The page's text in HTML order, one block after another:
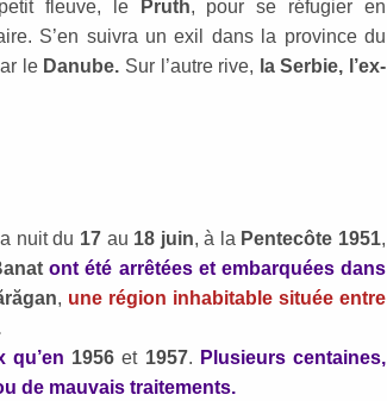
fleuve, le Pruth, pour se réfugier en
S’en suivra un exil dans la province du
le Danube. Sur l’autre rive, la Serbie, l’ex-
nuit du 17 au 18 juin, à la Pentecôte 1951,
ont été arrêtées et embarquées dans
, une région inhabitable située entre
qu’en 1956 et 1957. Plusieurs centaines,
de mauvais traitements.